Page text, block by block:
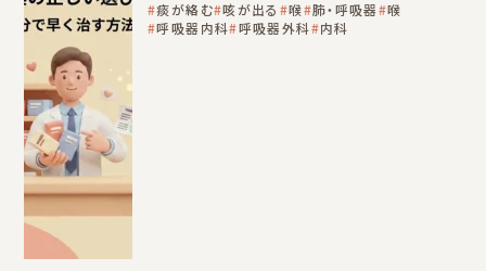
痰が絡む 咳が出る 喉 肺・呼吸器
喉
呼吸器内科 呼吸器外科 内科